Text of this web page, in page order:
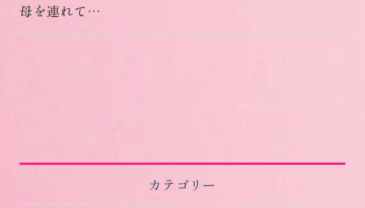
カテゴリー
母を連れて…